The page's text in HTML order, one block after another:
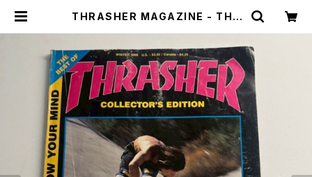
THRASHER MAGAZINE - THE
ookstore